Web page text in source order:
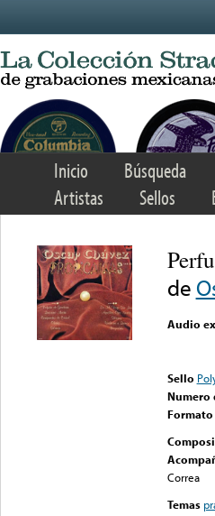
Inicio Búsqueda
Artistas
Sellos
de
Audio
Sello
Numero
Correa
Temas